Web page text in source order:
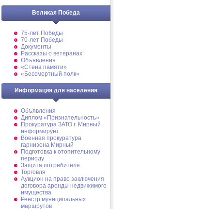
Великая Победа
75-лет Победы
70-лет Победы
Документы
Рассказы о ветеранах
Объявления
«Стена памяти»
«Бессмертный полк»
Информация для населения
Объявления
Диплом «Признательность»
Прокуратура ЗАТО г. Мирный
информирует
Военная прокуратура
гарнизона Мирный
Подготовка к отопительному
периоду
Защита потребителя
Торговля
Аукцион на право заключения
договора аренды недвижимого
имущества
Реестр муниципальных
маршрутов